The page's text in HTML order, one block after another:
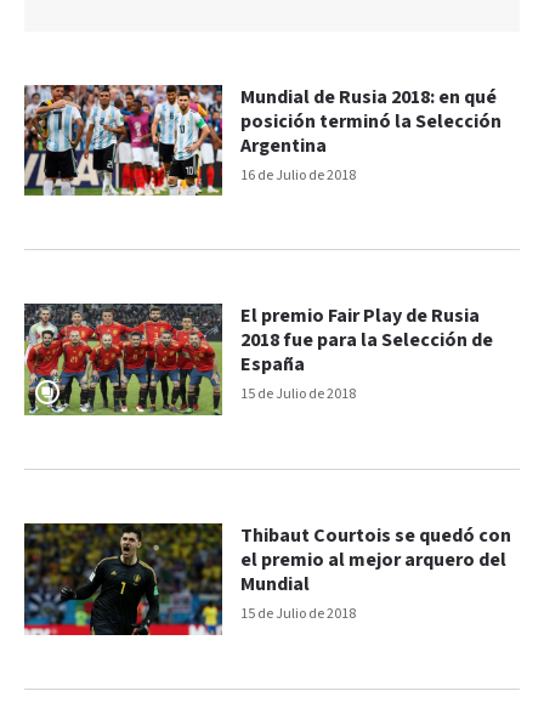
16 de Julio de 2018
Mundial de Rusia 2018: en qué
posición terminó la Selección
Argentina
15 de Julio de 2018
El premio Fair Play de Rusia
2018 fue para la Selección de
España
15 de Julio de 2018
Thibaut Courtois se quedó con
el premio al mejor arquero del
Mundial